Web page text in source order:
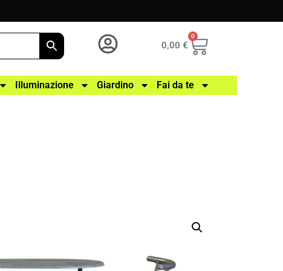
0,00 €
0
Illuminazione Giardino Fai da te